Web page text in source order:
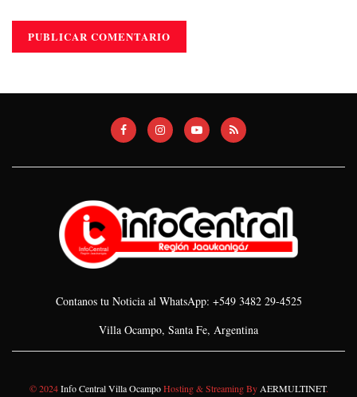
Contanos tu Noticia al WhatsApp: +549 3482 29-4525
Villa Ocampo, Santa Fe, Argentina
© 2024Info Central Villa OcampoHosting & Streaming ByAERMULTINET.